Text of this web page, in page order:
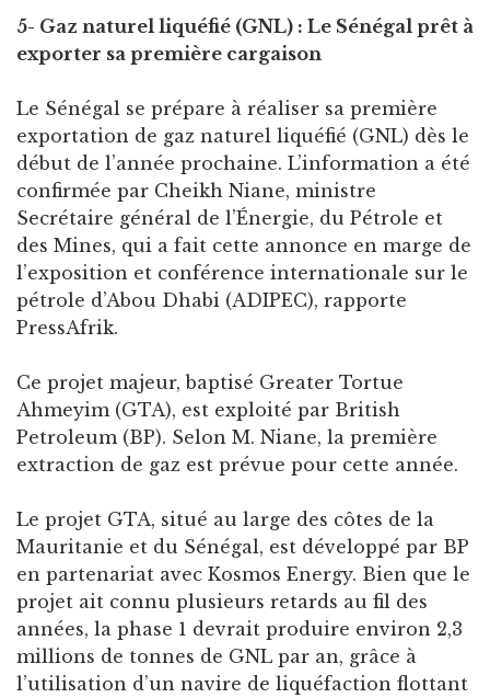
5- Gaz naturel liquéfié (GNL) : Le Sénégal prêt à
exporter sa première cargaison
Le Sénégal se prépare à réaliser sa première
exportation de gaz naturel liquéfié (GNL) dès le
début de l’année prochaine. L’information a été
confirmée par Cheikh Niane, ministre
Secrétaire général de l’Énergie, du Pétrole et
des Mines, qui a fait cette annonce en marge de
l’exposition et conférence internationale sur le
pétrole d’Abou Dhabi (ADIPEC), rapporte
PressAfrik.
Ce projet majeur, baptisé Greater Tortue
Ahmeyim (GTA), est exploité par British
Petroleum (BP). Selon M. Niane, la première
extraction de gaz est prévue pour cette année.
Le projet GTA, situé au large des côtes de la
Mauritanie et du Sénégal, est développé par BP
en partenariat avec Kosmos Energy. Bien que le
projet ait connu plusieurs retards au fil des
années, la phase 1 devrait produire environ 2,3
millions de tonnes de GNL par an, grâce à
l’utilisation d’un navire de liquéfaction flottant